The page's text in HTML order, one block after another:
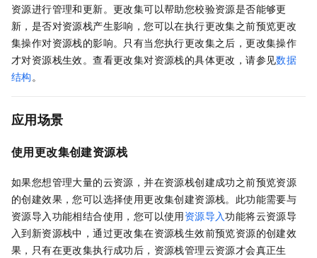
资源进行管理和更新。更改集可以帮助您校验资源是否能够更
新，是否对资源栈产生影响，您可以在执行更改集之前预览更改
集操作对资源栈的影响。只有当您执行更改集之后，更改集操作
才对资源栈生效。查看更改集对资源栈的具体更改，请参见数据
结构。
应用场景
使用更改集创建资源栈
如果您想管理大量的云资源，并在资源栈创建成功之前预览资源
的创建效果，您可以选择使用更改集创建资源栈。此功能需要与
资源导入功能相结合使用，您可以使用资源导入功能将云资源导
入到新资源栈中，通过更改集在资源栈生效前预览资源的创建效
果，只有在更改集执行成功后，资源栈管理云资源才会真正生